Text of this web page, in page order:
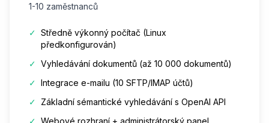
1-10 zaměstnanců
✓ Středně výkonný počítač (Linux
předkonfigurován)
✓ Vyhledávání dokumentů (až 10 000 dokumentů)
✓ Integrace e-mailu (10 SFTP/IMAP účtů)
✓
Základní sémantické vyhledávání s OpenAI API
✓ Webové rozhraní + administrátorský panel